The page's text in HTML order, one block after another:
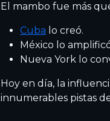
El mambo fue más
Cuba lo creó.
México lo
Nueva York lo
Hoy en día, la
innumerables pistas